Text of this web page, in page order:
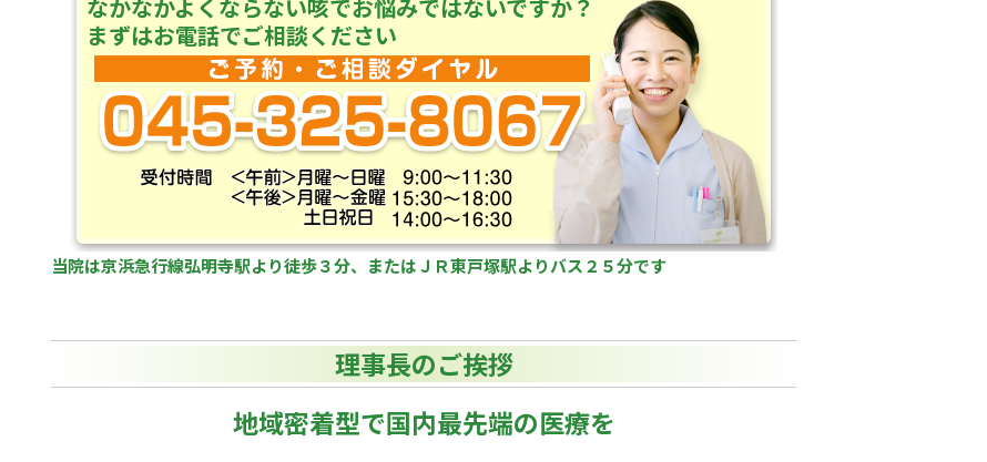
なかなかよくならない咳でお悩みではないですか？
まずはお電話でご相談ください
当院は京浜急行線弘明寺駅より徒歩３分、またはＪＲ東戸塚駅よりバス２５分です
理事長のご挨拶
地域密着型で国内最先端の医療を